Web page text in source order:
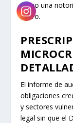
como una
cobro.
El informe de
obligaciones
y sectores
legal sin que el